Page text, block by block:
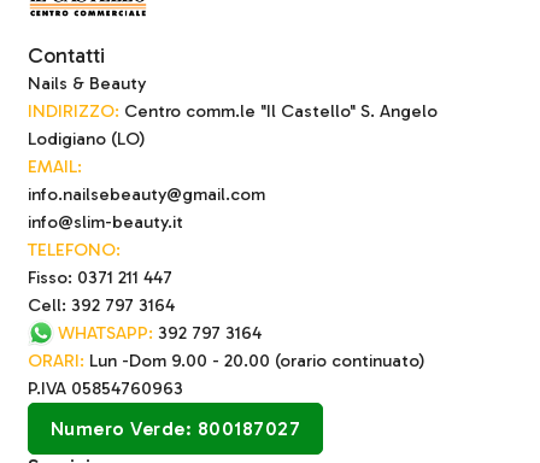
Contatti
Nails & Beauty
INDIRIZZO: Centro comm.le "Il Castello" S. Angelo
Lodigiano (LO)
EMAIL:
info.nailsebeauty@gmail.com
info@slim-beauty.it
TELEFONO:
Fisso: 0371 211 447
Cell: 392 797 3164
WHATSAPP: 392 797 3164
ORARI: Lun -Dom 9.00 - 20.00 (orario continuato)
P.IVA 05854760963
Numero Verde: 800187027